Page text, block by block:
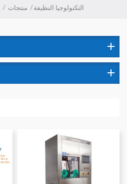
/ منتجات / التكنولوجيا النظيفة